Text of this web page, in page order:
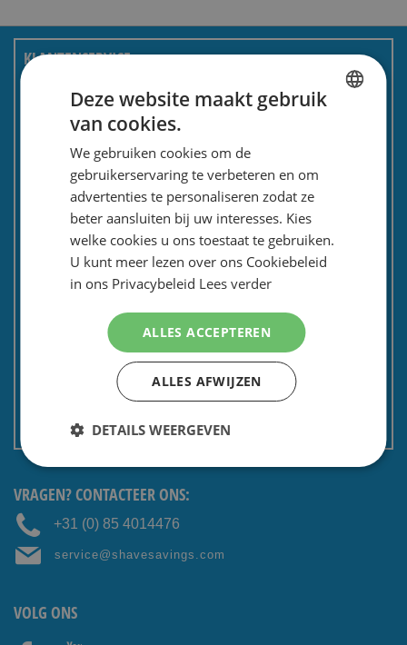
KLANTENSERVICE
Over ons
Bestellen en betalen
Bezorgen en retourneren
Tevredenheidsgarantie
Kadoservice
Bedrijven / zakelijk
Meest gestelde vragen
Contactformulier
Privacy en security
Algemene voorwaarden
Non EU: Belasting / douane
VRAGEN? CONTACTEER ONS:
+31 (0) 85 4014476
service@shavesavings.com
VOLG ONS
Deze website maakt gebruik
van cookies.
We gebruiken cookies om de
gebruikerservaring te verbeteren en om
advertenties te personaliseren zodat ze
beter aansluiten bij uw interesses. Kies
welke cookies u ons toestaat te gebruiken.
U kunt meer lezen over ons Cookiebeleid
in ons Privacybeleid Lees verder
ALLES ACCEPTEREN
ALLES AFWIJZEN
DETAILS WEERGEVEN